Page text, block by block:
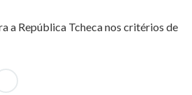
a República Tcheca nos critérios de